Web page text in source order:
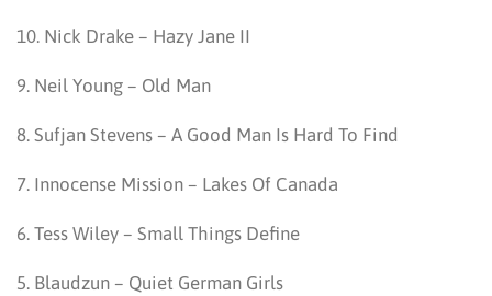
10. Nick Drake – Hazy Jane II
9. Neil Young – Old Man
8. Sufjan Stevens – A Good Man Is Hard To Find
7. Innocense Mission – Lakes Of Canada
6. Tess Wiley – Small Things Define
5. Blaudzun – Quiet German Girls